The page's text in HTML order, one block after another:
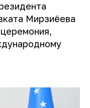
Мирзиёева